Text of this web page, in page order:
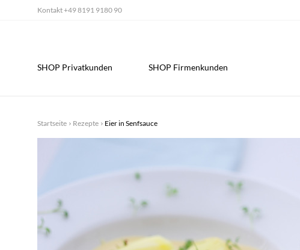
Kontakt+49 8191 9180 90
SHOP Privatkunden SHOP Firmenkunden
Startseite Rezepte Eier in Senfsauce